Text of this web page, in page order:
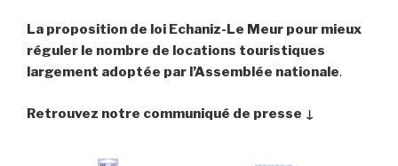
La proposition de loi Echaniz-Le Meur pour mieux
réguler le nombre de locations touristiques
largement adoptée par l’Assemblée nationale.
Retrouvez notre communiqué de presse ↓